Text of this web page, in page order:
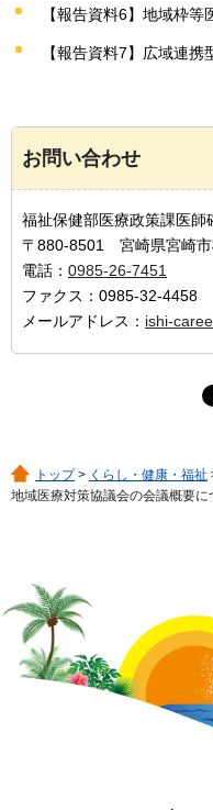
【報告資料6】地域枠等
【報告資料7】広域連携
お問い合わせ
福祉保健部医療政策課医師
〒880-8501 宮崎県宮崎
電話： 0985-26-7451
ファクス：0985-32-4458
メールアドレス： ishi-
トップ> くらし・健康・福祉
地域医療対策協議会の会議概要に